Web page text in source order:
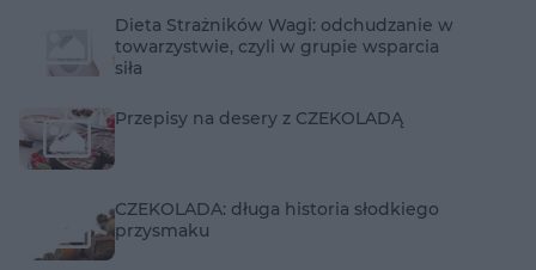
Dieta Strażników Wagi: odchudzanie w
towarzystwie, czyli w grupie wsparcia
siła
Przepisy na desery z CZEKOLADĄ
CZEKOLADA: długa historia słodkiego
przysmaku